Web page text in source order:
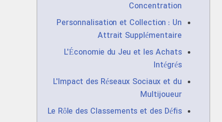
Concentration
Personnalisation et Collection : Un
Attrait Supplémentaire
L'Économie du Jeu et les Achats
Intégrés
L'Impact des Réseaux Sociaux et du
Multijoueur
Le Rôle des Classements et des Défis